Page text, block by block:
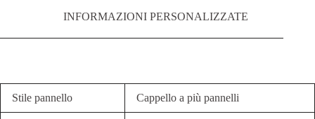
INFORMAZIONI PERSONALIZZATE
Stile pannello Cappello a più pannelli